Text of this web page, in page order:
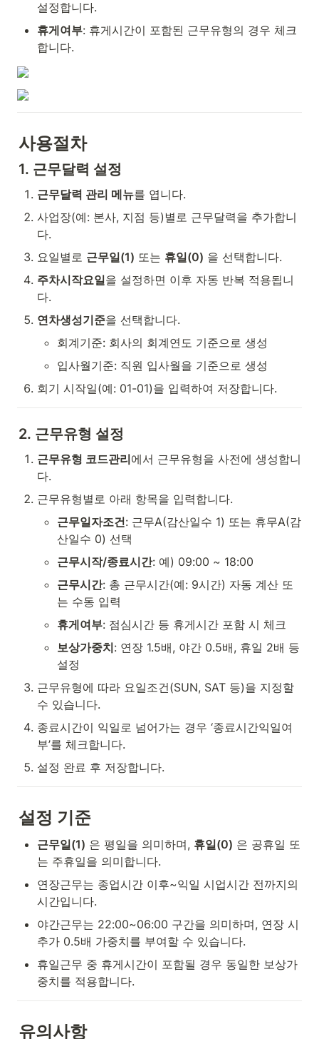
설정합니다.
휴게여부: 휴게시간이 포함된 근무유형의 경우 체크
합니다.
사용절차
1. 근무달력 설정
근무달력 관리 메뉴를 엽니다.
사업장(예: 본사, 지점 등)별로 근무달력을 추가합니
다.
요일별로 근무일(1) 또는 휴일(0) 을 선택합니다.
주차시작요일을 설정하면 이후 자동 반복 적용됩니
다.
연차생성기준을 선택합니다.
회계기준: 회사의 회계연도 기준으로 생성
입사월기준: 직원 입사월을 기준으로 생성
회기 시작일(예: 01-01)을 입력하여 저장합니다.
2. 근무유형 설정
근무유형 코드관리에서 근무유형을 사전에 생성합니
다.
근무유형별로 아래 항목을 입력합니다.
근무일자조건: 근무A(감산일수 1) 또는 휴무A(감
산일수 0) 선택
근무시작/종료시간: 예) 09:00 ~ 18:00
근무시간: 총 근무시간(예: 9시간) 자동 계산 또
는 수동 입력
휴게여부: 점심시간 등 휴게시간 포함 시 체크
보상가중치: 연장 1.5배, 야간 0.5배, 휴일 2배 등
설정
근무유형에 따라 요일조건(SUN, SAT 등)을 지정할
수 있습니다.
종료시간이 익일로 넘어가는 경우 ‘종료시간익일여
부’를 체크합니다.
설정 완료 후 저장합니다.
설정 기준
근무일(1) 은 평일을 의미하며, 휴일(0) 은 공휴일 또
는 주휴일을 의미합니다.
연장근무는 종업시간 이후~익일 시업시간 전까지의
시간입니다.
야간근무는 22:00~06:00 구간을 의미하며, 연장 시
추가 0.5배 가중치를 부여할 수 있습니다.
휴일근무 중 휴게시간이 포함될 경우 동일한 보상가
중치를 적용합니다.
유의사항